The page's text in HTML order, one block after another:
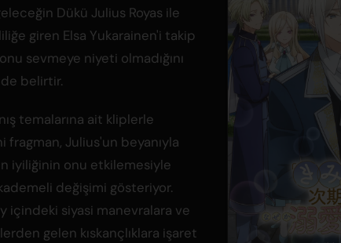
Dükü Julius Royas ile
giren Elsa Yukarainen'i takip
sevmeye niyeti olmadığını
belirtir.
temalarına ait kliplerle
fragman, Julius'un beyanıyla
iyiliğinin onu etkilemesiyle
değişimi gösteriyor.
içindeki siyasi manevralara ve
gelen kıskançlıklara işaret